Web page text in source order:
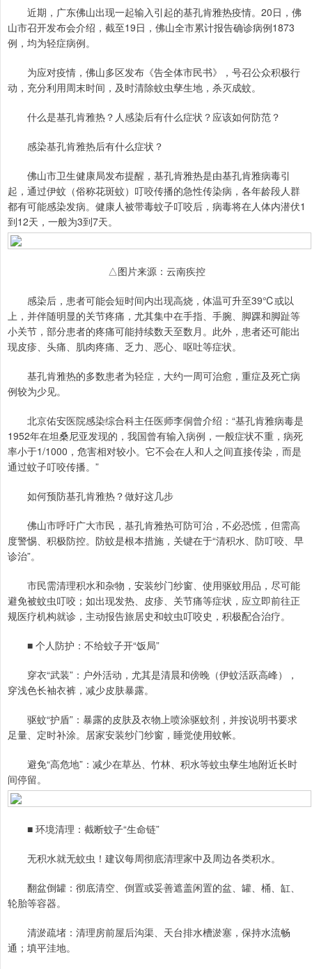
近期，广东佛山出现一起输入引起的基孔肯雅热疫情。20日，佛
山市召开发布会介绍，截至19日，佛山全市累计报告确诊病例1873
例，均为轻症病例。
为应对疫情，佛山多区发布《告全体市民书》，号召公众积极行
动，充分利用周末时间，及时清除蚊虫孳生地，杀灭成蚊。
什么是基孔肯雅热？人感染后有什么症状？应该如何防范？
感染基孔肯雅热后有什么症状？
佛山市卫生健康局发布提醒，基孔肯雅热是由基孔肯雅病毒引
起，通过伊蚊（俗称花斑蚊）叮咬传播的急性传染病，各年龄段人群
都有可能感染发病。健康人被带毒蚊子叮咬后，病毒将在人体内潜伏1
到12天，一般为3到7天。
△图片来源：云南疾控
感染后，患者可能会短时间内出现高烧，体温可升至39℃或以
上，并伴随明显的关节疼痛，尤其集中在手指、手腕、脚踝和脚趾等
小关节，部分患者的疼痛可能持续数天至数月。此外，患者还可能出
现皮疹、头痛、肌肉疼痛、乏力、恶心、呕吐等症状。
基孔肯雅热的多数患者为轻症，大约一周可治愈，重症及死亡病
例较为少见。
北京佑安医院感染综合科主任医师李侗曾介绍：“基孔肯雅病毒是
1952年在坦桑尼亚发现的，我国曾有输入病例，一般症状不重，病死
率小于1/1000，危害相对较小。它不会在人和人之间直接传染，而是
通过蚊子叮咬传播。”
如何预防基孔肯雅热？做好这几步
佛山市呼吁广大市民，基孔肯雅热可防可治，不必恐慌，但需高
度警惕、积极防控。防蚊是根本措施，关键在于“清积水、防叮咬、早
诊治”。
市民需清理积水和杂物，安装纱门纱窗、使用驱蚊用品，尽可能
避免被蚊虫叮咬；如出现发热、皮疹、关节痛等症状，应立即前往正
规医疗机构就诊，主动报告旅居史和蚊虫叮咬史，积极配合治疗。
■ 个人防护：不给蚊子开“饭局”
穿衣“武装”：户外活动，尤其是清晨和傍晚（伊蚊活跃高峰），
穿浅色长袖衣裤，减少皮肤暴露。
驱蚊“护盾”：暴露的皮肤及衣物上喷涂驱蚊剂，并按说明书要求
足量、定时补涂。居家安装纱门纱窗，睡觉使用蚊帐。
避免“高危地”：减少在草丛、竹林、积水等蚊虫孳生地附近长时
间停留。
■ 环境清理：截断蚊子“生命链”
无积水就无蚊虫！建议每周彻底清理家中及周边各类积水。
翻盆倒罐：彻底清空、倒置或妥善遮盖闲置的盆、罐、桶、缸、
轮胎等容器。
清淤疏堵：清理房前屋后沟渠、天台排水槽淤塞，保持水流畅
通；填平洼地。